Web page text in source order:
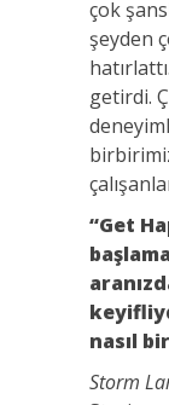
çok
şeyden
getirdi.
“Get
nasıl
Storm